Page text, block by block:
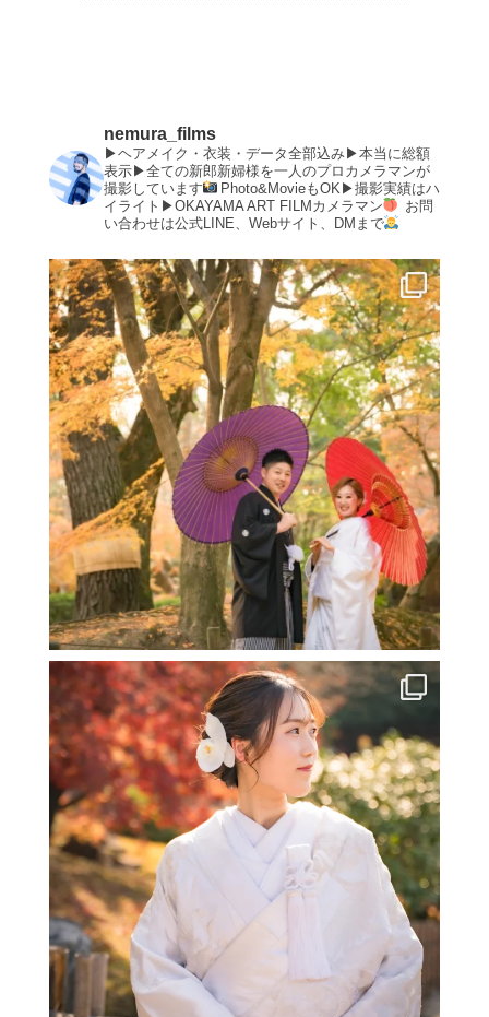
nemura_films
▶︎ヘアメイク・衣装・データ全部込み▶︎本当に総額
表示▶︎全ての新郎新婦様を一人のプロカメラマンが
撮影しています
Photo&MovieもOK▶︎撮影実績はハ
イライト▶︎OKAYAMA ART FILMカメラマン
お問
い合わせは公式LINE、Webサイト、DMまで